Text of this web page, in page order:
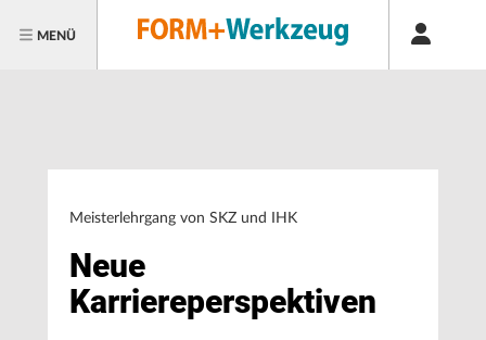
MENÜ
Meisterlehrgang von SKZ und IHK
Neue
Karriereperspektiven